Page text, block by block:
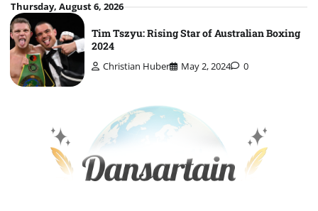
Skip
to
content
Thursday, August 6, 2026
Tim Tszyu: Rising Star of Australian Boxing
2024
Christian Huber May 2, 2024 0